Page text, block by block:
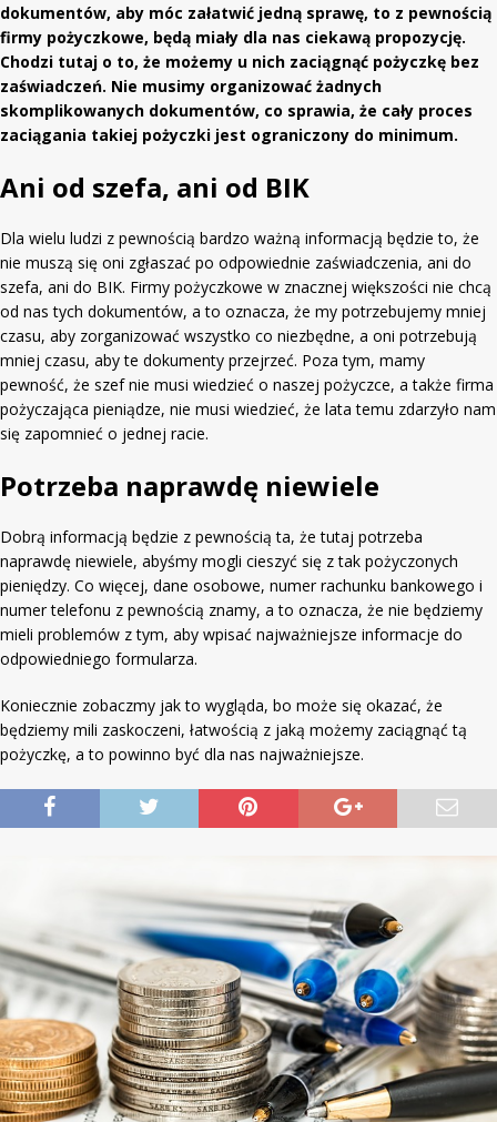
dokumentów, aby móc załatwić jedną sprawę, to z pewnością
firmy pożyczkowe, będą miały dla nas ciekawą propozycję.
Chodzi tutaj o to, że możemy u nich zaciągnąć pożyczkę bez
zaświadczeń. Nie musimy organizować żadnych
skomplikowanych dokumentów, co sprawia, że cały proces
zaciągania takiej pożyczki jest ograniczony do minimum.
Ani od szefa, ani od BIK
Dla wielu ludzi z pewnością bardzo ważną informacją będzie to, że
nie muszą się oni zgłaszać po odpowiednie zaświadczenia, ani do
szefa, ani do BIK. Firmy pożyczkowe w znacznej większości nie chcą
od nas tych dokumentów, a to oznacza, że my potrzebujemy mniej
czasu, aby zorganizować wszystko co niezbędne, a oni potrzebują
mniej czasu, aby te dokumenty przejrzeć. Poza tym, mamy
pewność, że szef nie musi wiedzieć o naszej pożyczce, a także firma
pożyczająca pieniądze, nie musi wiedzieć, że lata temu zdarzyło nam
się zapomnieć o jednej racie.
Potrzeba naprawdę niewiele
Dobrą informacją będzie z pewnością ta, że tutaj potrzeba
naprawdę niewiele, abyśmy mogli cieszyć się z tak pożyczonych
pieniędzy. Co więcej, dane osobowe, numer rachunku bankowego i
numer telefonu z pewnością znamy, a to oznacza, że nie będziemy
mieli problemów z tym, aby wpisać najważniejsze informacje do
odpowiedniego formularza.
Koniecznie zobaczmy jak to wygląda, bo może się okazać, że
będziemy mili zaskoczeni, łatwością z jaką możemy zaciągnąć tą
pożyczkę, a to powinno być dla nas najważniejsze.